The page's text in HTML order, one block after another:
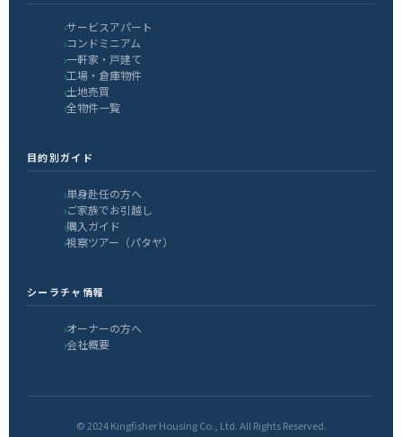
サービスアパート
コンドミニアム
一軒家・戸建て
工場・倉庫物件
土地売買
全物件一覧
目的別ガイド
単身赴任の方へ
ご家族でお引越し
購入ガイド
視察ツアー（パタヤ）
シーラチャ情報
オーナーの方へ
会社概要
© 2024 Kingfisher Housing Co., Ltd. All Rights Reserved.